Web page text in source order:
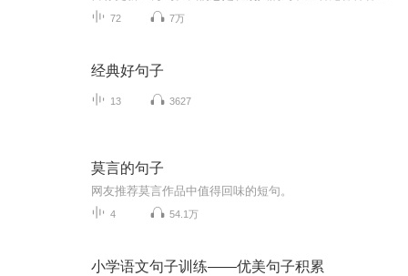
72 7万
经典好句子
13 3627
莫言的句子
网友推荐莫言作品中值得回味的短句。
4 54.1万
小学语文句子训练——优美句子积累